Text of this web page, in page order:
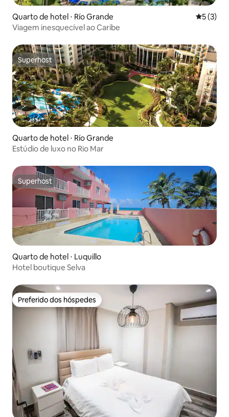
Quarto de hotel ⋅ Río Grande 5 de
5 (3)
Viagem inesquecível ao Caribe
Superhost
Superhost
Quarto de hotel ⋅ Río Grande
Estúdio de luxo no Rio Mar
Superhost
Superhost
Quarto de hotel ⋅ Luquillo
Hotel boutique Selva
Preferido dos hóspedes
Preferido dos hóspedes